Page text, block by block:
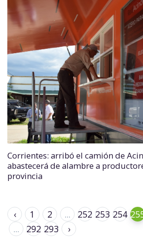
Corrientes: arribó el camión de
abastecerá de alambre a
provincia
‹ 1 2 ... 252 253 254
...
292 293 ›